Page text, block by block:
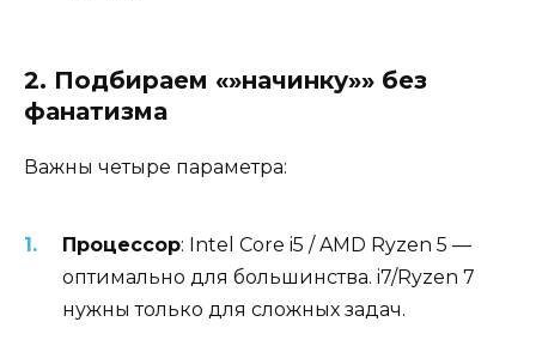
2. Подбираем «»начинку»» без
фанатизма
Важны четыре параметра:
Процессор: Intel Core i5 / AMD Ryzen 5 —
оптимально для большинства. i7/Ryzen 7
нужны только для сложных задач.